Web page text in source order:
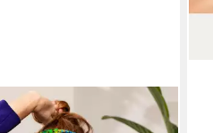
Britta-Style Viskose Extra-